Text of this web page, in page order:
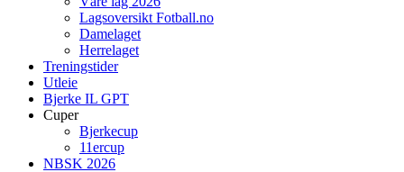
Lagsoversikt Fotball.no
Damelaget
Herrelaget
Treningstider
Utleie
Bjerke IL GPT
Cuper
Bjerkecup
11ercup
NBSK 2026